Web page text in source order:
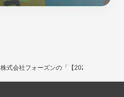
株式会社フォーズンの「【2024年版】集客